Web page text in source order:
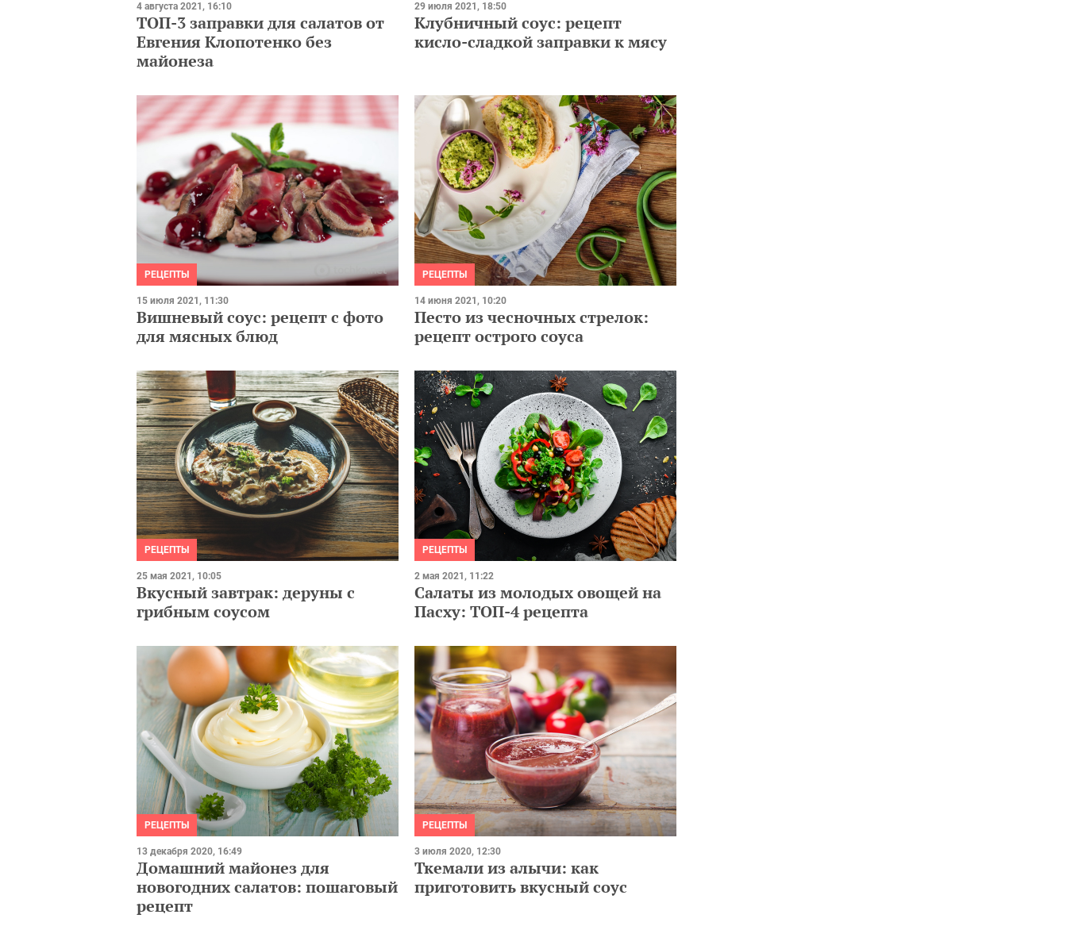
4 августа 2021, 16:10
ТОП-3 заправки для салатов от
Евгения Клопотенко без
майонеза
29 июля 2021, 18:50
Клубничный соус: рецепт
кисло-сладкой заправки к мясу
РЕЦЕПТЫ
15 июля 2021, 11:30
Вишневый соус: рецепт с фото
для мясных блюд
РЕЦЕПТЫ
14 июня 2021, 10:20
Песто из чесночных стрелок:
рецепт острого соуса
РЕЦЕПТЫ
25 мая 2021, 10:05
Вкусный завтрак: деруны с
грибным соусом
РЕЦЕПТЫ
2 мая 2021, 11:22
Салаты из молодых овощей на
Пасху: ТОП-4 рецепта
РЕЦЕПТЫ
13 декабря 2020, 16:49
Домашний майонез для
новогодних салатов: пошаговый
рецепт
РЕЦЕПТЫ
3 июля 2020, 12:30
Ткемали из алычи: как
приготовить вкусный соус